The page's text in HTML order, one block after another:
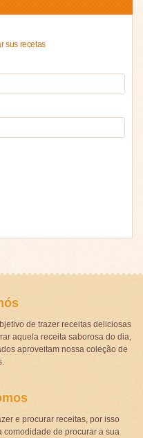
sus recetas
de trazer receitas deliciosas
aquela receita saborosa do dia,
aproveitam nossa coleção de
e procurar receitas, por isso
comodidade de procurar a sua